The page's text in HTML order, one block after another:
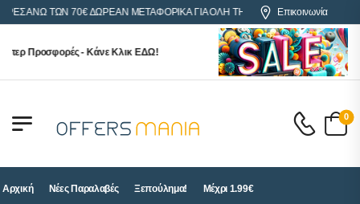
ΑΝΩ ΤΩΝ 70€ ΔΩΡΕΑΝ ΜΕΤΑΦΟΡΙΚΑ ΓΙΑ ΟΛΗ ΤΗΝ ΕΛΛΑΔΑΕπικοινωνία
Προσφορές - Κάνε Κλικ ΕΔΩ!
0
Αρχική Νέες Παραλαβές Ξεπούλημα! Μέχρι 1.99€